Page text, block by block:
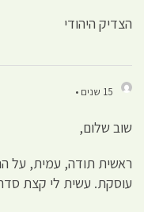
הצדיק היהודי
15 שנים •
שוב שלום,
ראשית תודה, עמית, על
עוסקת. עשית לי קצת